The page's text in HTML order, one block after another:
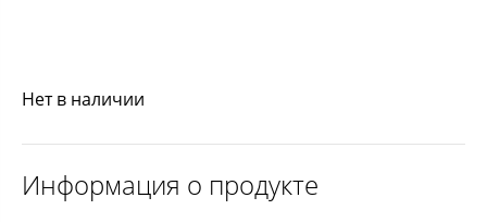
Нет в наличии
Информация о продукте